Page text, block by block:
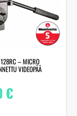
– MICRO
VIDEOPÄÄ
€